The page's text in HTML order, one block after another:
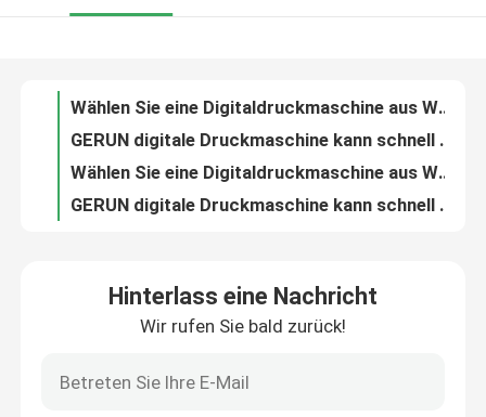
Wählen Sie eine Digitaldruckmaschine aus Wellpappe mit guter Druckqualität und hoher Druckgeschwindigkeit und natürlich Gerium.
GERUN digitale Druckmaschine kann schnell kleine Chargen liefern und personalisierte, maßgeschneiderte Verpackungen drucken
Wählen Sie eine Digitaldruckmaschine aus Wellpappe mit guter Druckqualität und hoher Druckgeschwindigkeit und natürlich Gerium.
GERUN digitale Druckmaschine kann schnell kleine Chargen liefern und personalisierte, maßgeschneiderte Verpackungen drucken
Hinterlass eine Nachricht
Wir rufen Sie bald zurück!